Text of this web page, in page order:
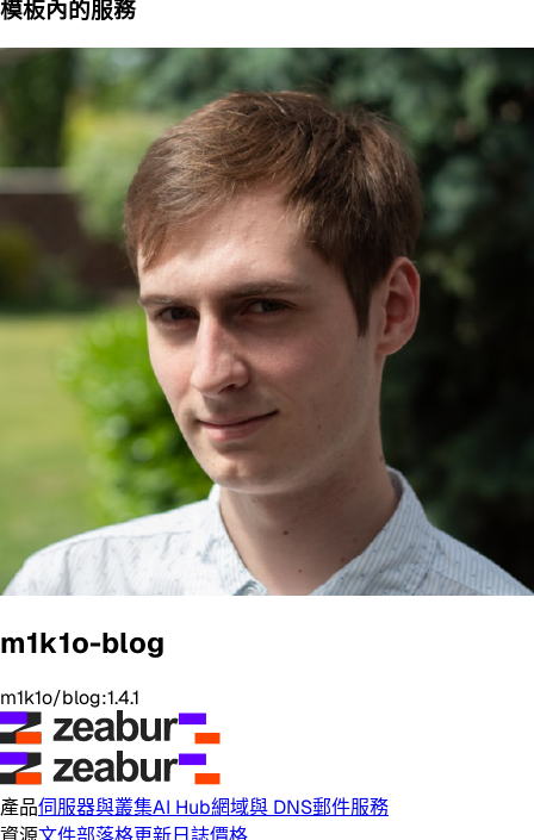
模板內的服務
m1k1o-blog
m1k1o/blog:1.4.1
產品伺服器與叢集AI Hub網域與 DNS郵件服務